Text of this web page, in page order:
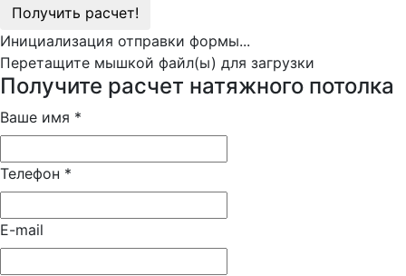
Получить расчет!
Инициализация отправки формы...
Перетащите мышкой файл(ы) для загрузки
Получите расчет натяжного потолка
Ваше имя *
Телефон *
E-mail